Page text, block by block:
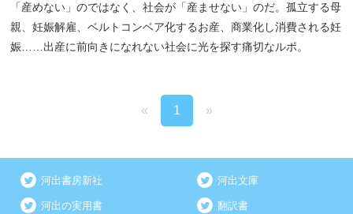
「産めない」のではなく、社会が「産ませない」のだ。孤立する母
親、妊娠解雇、ベルトコンベア化するお産、商業化し消費される妊
娠……出産に前向きになれない社会に光を探す痛切なルポ。
« 1 »
河出書房新社 河出文庫
河出の実用書 翻訳書